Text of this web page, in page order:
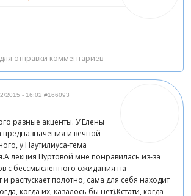
для отправки комментариев
2015 - 16:02 #166093
разные акценты. У Елены
предназначения и вечной
у Наутилиуса-тема
лекция Пуртовой мне понравилась из-за
с бессмысленного ожидания на
и распускает полотно, сама для себя находит
когда их, казалось бы нет).Кстати, когда